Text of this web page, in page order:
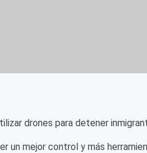
drones para detener
un mejor control y más